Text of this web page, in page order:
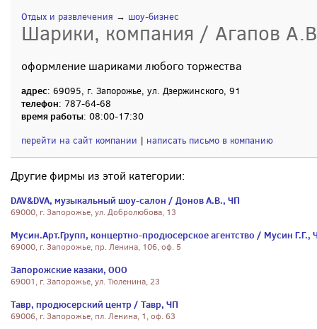
Отдых и развлечения → шоу-бизнес
Шарики, компания / Агапов
оформление шариками любого торжества
адрес: 69095, г. Запорожье, ул. Дзержинского, 91
телефон: 787-64-68
время работы: 08:00-17:30
перейти на сайт компании | написать письмо в компанию
Другие фирмы из этой категории:
DAV&DVA, музыкальный шоу-салон / Донов А.В., ЧП
69000, г. Запорожье, ул. Добролюбова, 13
Мусин.Арт.Групп, концертно-продюсерское агентство / Мусин Г.Г.,
69000, г. Запорожье, пр. Ленина, 106, оф. 5
Запорожские казаки, ООО
69001, г. Запорожье, ул. Тюленина, 23
Тавр, продюсерский центр / Тавр, ЧП
69006, г. Запорожье, пл. Ленина, 1, оф. 63